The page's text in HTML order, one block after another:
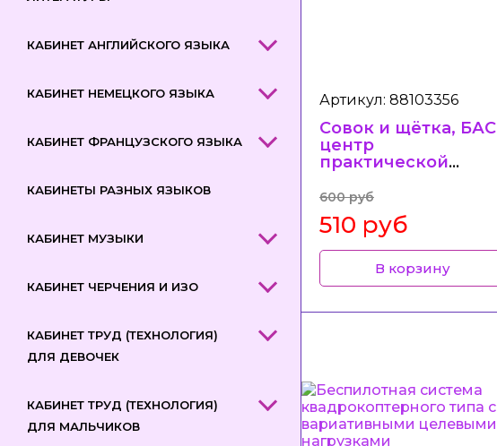
КАБИНЕТ АНГЛИЙСКОГО ЯЗЫКА
КАБИНЕТ НЕМЕЦКОГО ЯЗЫКА
КАБИНЕТ ФРАНЦУЗСКОГО ЯЗЫКА
КАБИНЕТЫ РАЗНЫХ ЯЗЫКОВ
КАБИНЕТ МУЗЫКИ
КАБИНЕТ ЧЕРЧЕНИЯ И ИЗО
КАБИНЕТ ТРУД (ТЕХНОЛОГИЯ)
ДЛЯ ДЕВОЧЕК
КАБИНЕТ ТРУД (ТЕХНОЛОГИЯ)
ДЛЯ МАЛЬЧИКОВ
Артикул: 88103356
Совок и щётка, БАС
центр
практической
колледже/
техникуме
600 руб
510 руб
В корзину